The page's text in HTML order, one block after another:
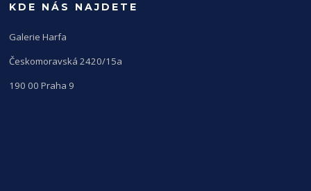
KDE NÁS NAJDETE
Galerie Harfa
Českomoravská 2420/15a
190 00 Praha 9